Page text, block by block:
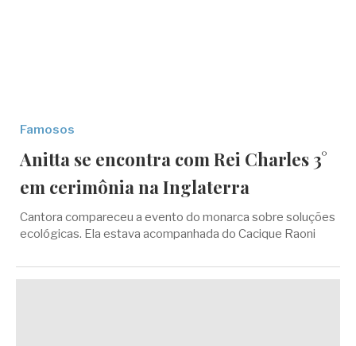
Famosos
Anitta se encontra com Rei Charles 3°
em cerimônia na Inglaterra
Cantora compareceu a evento do monarca sobre soluções
ecológicas. Ela estava acompanhada do Cacique Raoni